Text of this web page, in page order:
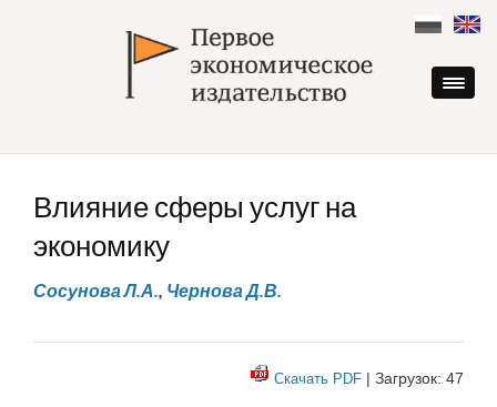
content
Влияние сферы услуг на
экономику
Сосунова Л.А., Чернова Д.В.
Скачать PDF | Загрузок: 47